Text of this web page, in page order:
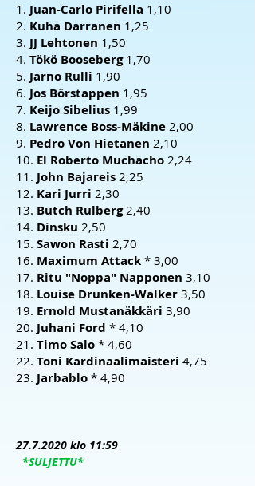
1. Juan-Carlo Pirifella 1,10
2. Kuha Darranen 1,25
3. JJ Lehtonen 1,50
4. Tökö Booseberg1,70
5. Jarno Rulli 1,90
6. Jos Börstappen 1,95
7. Keijo Sibelius 1,99
8. Lawrence Boss-Mäkine 2,00
9. Pedro Von Hietanen 2,10
10. El Roberto Muchacho 2,24
11. John Bajareis 2,25
12. Kari Jurri 2,30
13. Butch Rulberg2,40
14. Dinsku 2,50
15. Sawon Rasti 2,70
16. Maximum Attack * 3,00
17. Ritu "Noppa" Napponen 3,10
18. Louise Drunken-Walker 3,50
19. Ernold Mustanäkkäri 3,90
20. Juhani Ford * 4,10
21. Timo Salo * 4,60
22. Toni Kardinaalimaisteri 4,75
23. Jarbablo * 4,90
27.7.2020 klo 11:59
*SULJETTU*